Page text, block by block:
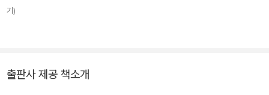
기)
출판사 제공 책소개